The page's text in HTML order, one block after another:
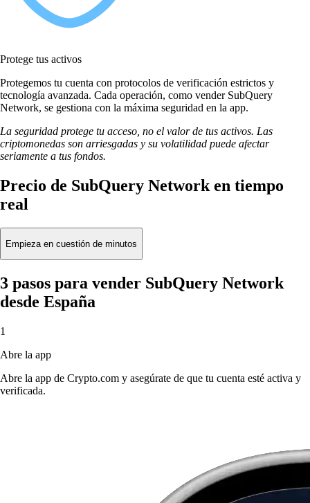
Protege tus activos
Protegemos tu cuenta con protocolos de verificación estrictos y
tecnología avanzada. Cada operación, como vender SubQuery
Network, se gestiona con la máxima seguridad en la app.
La seguridad protege tu acceso, no el valor de tus activos. Las
criptomonedas son arriesgadas y su volatilidad puede afectar
seriamente a tus fondos.
Precio de SubQuery Network en tiempo
real
Empieza en cuestión de minutos
3 pasos para vender SubQuery Network
desde España
1
Abre la app
Abre la app de Crypto.com y asegúrate de que tu cuenta esté activa y
verificada.